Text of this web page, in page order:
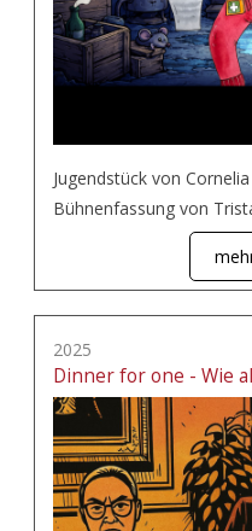
Jugendstück von
Bühnenfassung von
2025
Dinner for one - Wie